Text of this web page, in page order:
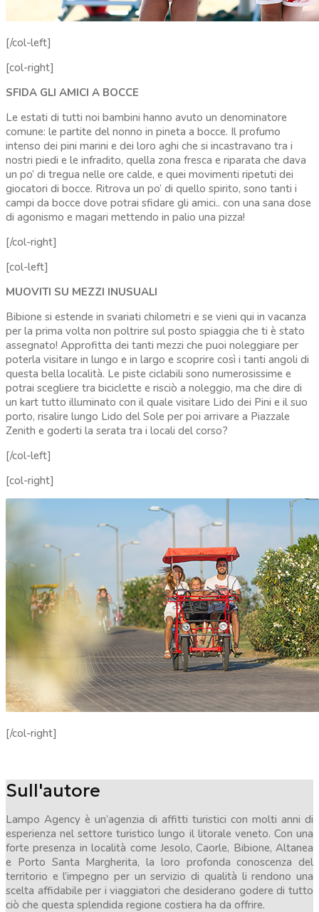
[/col-left]
[col-right]
SFIDA GLI AMICI A BOCCE
Le estati di tutti noi bambini hanno avuto un denominatore
comune: le partite del nonno in pineta a bocce. Il profumo
intenso dei pini marini e dei loro aghi che si incastravano tra i
nostri piedi e le infradito, quella zona fresca e riparata che dava
un po’ di tregua nelle ore calde, e quei movimenti ripetuti dei
giocatori di bocce. Ritrova un po’ di quello spirito, sono tanti i
campi da bocce dove potrai sfidare gli amici.. con una sana dose
di agonismo e magari mettendo in palio una pizza!
[/col-right]
[col-left]
MUOVITI SU MEZZI INUSUALI
Bibione si estende in svariati chilometri e se vieni qui in vacanza
per la prima volta non poltrire sul posto spiaggia che ti è stato
assegnato! Approfitta dei tanti mezzi che puoi noleggiare per
poterla visitare in lungo e in largo e scoprire così i tanti angoli di
questa bella località. Le piste ciclabili sono numerosissime e
potrai scegliere tra biciclette e risciò a noleggio, ma che dire di
un kart tutto illuminato con il quale visitare Lido dei Pini e il suo
porto, risalire lungo Lido del Sole per poi arrivare a Piazzale
Zenith e goderti la serata tra i locali del corso?
[/col-left]
[col-right]
[/col-right]
Sull'autore
Lampo Agency è un’agenzia di affitti turistici con molti anni di
esperienza nel settore turistico lungo il litorale veneto. Con una
forte presenza in località come Jesolo, Caorle, Bibione, Altanea
e Porto Santa Margherita, la loro profonda conoscenza del
territorio e l’impegno per un servizio di qualità li rendono una
scelta affidabile per i viaggiatori che desiderano godere di tutto
ciò che questa splendida regione costiera ha da offrire.